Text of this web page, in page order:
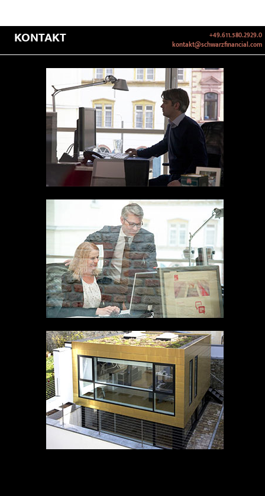
KONTAKT
+49.611.580.2929.0
kontakt@schwarzfinancial.com